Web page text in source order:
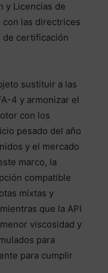
y Licencias de
con las directrices
de certificación
sustituir a las
4 y armonizar el
con los
pesado del año
y el mercado
marco, la
compatible
mixtas y
que la API
viscosidad y
para
para cumplir